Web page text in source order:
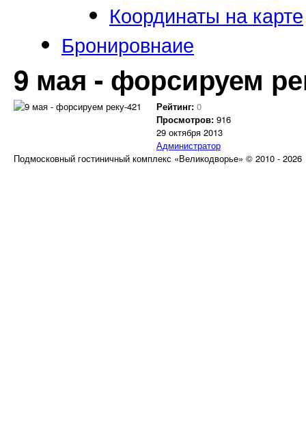
Координаты на карте
Бронировнаие
9 мая - форсируем
Рейтинг: 0
Просмотров: 916
29 октября 2013
Администратор
Подмосковный гостиничный комплекс «Великодворье» © 2010 - 2026